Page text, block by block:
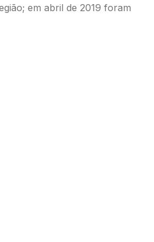
em abril de 2019 foram